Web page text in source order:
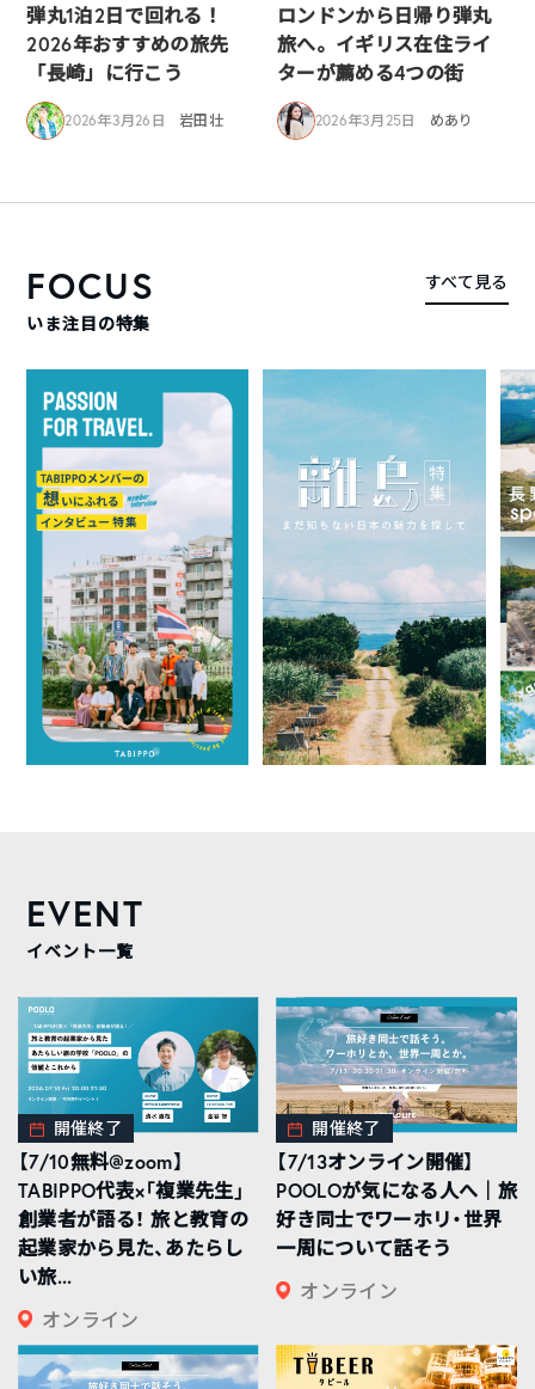
弾丸1泊2日で回れる！
2026年おすすめの旅先
「長崎」に行こう
2026年3月26日 岩田壮
ロンドンから日帰り弾丸
旅へ。イギリス在住ライ
ターが薦める4つの街
2026年3月25日 めあり
FOCUS
いま注目の特集
すべて見る
EVENT
イベント一覧
開催終了
【7/10無料@zoom】
TABIPPO代表×「複業先生」
創業者が語る！ 旅と教育の
起業家から見た、あたらし
い旅...
オンライン
開催終了
【7/13オンライン開催】
POOLOが気になる人へ｜旅
好き同士でワーホリ・世界
一周について話そう
オンライン